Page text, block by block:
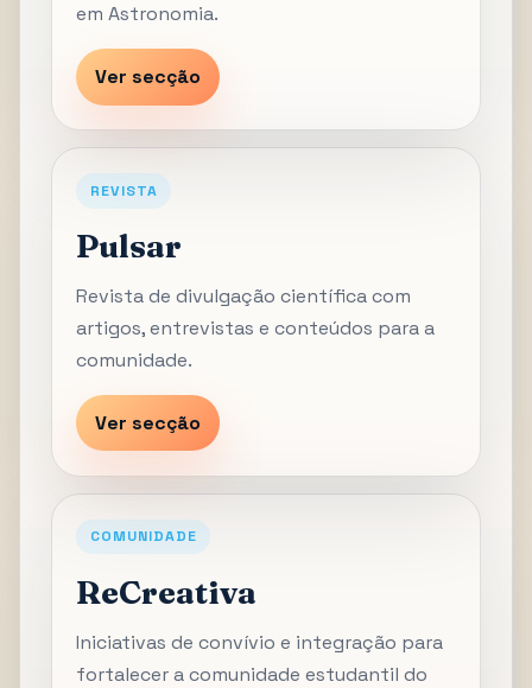
em Astronomia.
Ver secção
REVISTA
Pulsar
Revista de divulgação científica com
artigos, entrevistas e conteúdos para a
comunidade.
Ver secção
COMUNIDADE
ReCreativa
Iniciativas de convívio e integração para
fortalecer a comunidade estudantil do